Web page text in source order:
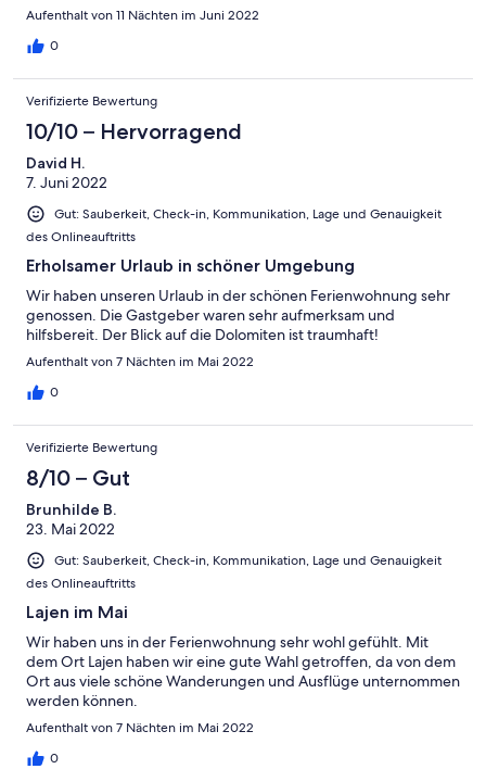
Aufenthalt von 11 Nächten im Juni 2022
0
Verifizierte Bewertung
10/10 – Hervorragend
David H.
7. Juni 2022
Gut: Sauberkeit, Check-in, Kommunikation, Lage und Genauigkeit
des Onlineauftritts
Erholsamer Urlaub in schöner Umgebung
Wir haben unseren Urlaub in der schönen Ferienwohnung sehr
genossen. Die Gastgeber waren sehr aufmerksam und
hilfsbereit. Der Blick auf die Dolomiten ist traumhaft!
Aufenthalt von 7 Nächten im Mai 2022
0
Verifizierte Bewertung
8/10 – Gut
Brunhilde B.
23. Mai 2022
Gut: Sauberkeit, Check-in, Kommunikation, Lage und Genauigkeit
des Onlineauftritts
Lajen im Mai
Wir haben uns in der Ferienwohnung sehr wohl gefühlt. Mit
dem Ort Lajen haben wir eine gute Wahl getroffen, da von dem
Ort aus viele schöne Wanderungen und Ausflüge unternommen
werden können.
Aufenthalt von 7 Nächten im Mai 2022
0